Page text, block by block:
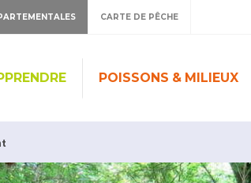
CARTE DE PÊCHE
POISSONS & MILIEUX